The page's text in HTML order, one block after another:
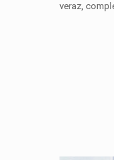
veraz,